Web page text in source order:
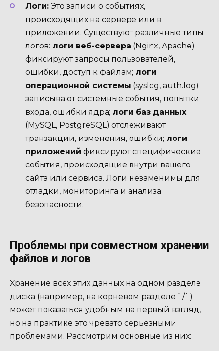
Логи: Это записи о событиях,
происходящих на сервере или в
приложении. Существуют различные типы
логов: логи веб-сервера (Nginx, Apache)
фиксируют запросы пользователей,
ошибки, доступ к файлам; логи
операционной системы (syslog, auth.log)
записывают системные события, попытки
входа, ошибки ядра; логи баз данных
(MySQL, PostgreSQL) отслеживают
транзакции, изменения, ошибки; логи
приложений фиксируют специфические
события, происходящие внутри вашего
сайта или сервиса. Логи незаменимы для
отладки, мониторинга и анализа
безопасности.
Проблемы при совместном хранении
файлов и логов
Хранение всех этих данных на одном разделе
диска (например, на корневом разделе `/`)
может показаться удобным на первый взгляд,
но на практике это чревато серьёзными
проблемами. Рассмотрим основные из них: